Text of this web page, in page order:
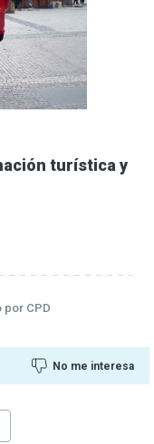
turística y
No me interesa
CPD